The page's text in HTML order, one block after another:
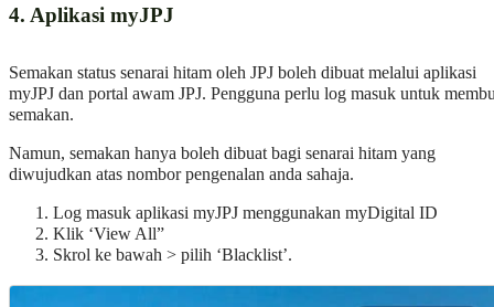
4. Aplikasi myJPJ
Semakan status senarai hitam oleh JPJ boleh dibuat melalui aplikasi
myJPJ dan portal awam JPJ. Pengguna perlu log masuk untuk
semakan.
Namun, semakan hanya boleh dibuat bagi senarai hitam yang
diwujudkan atas nombor pengenalan anda sahaja.
Log masuk aplikasi myJPJ menggunakan myDigital ID
Klik ‘View All”
Skrol ke bawah > pilih ‘Blacklist’.